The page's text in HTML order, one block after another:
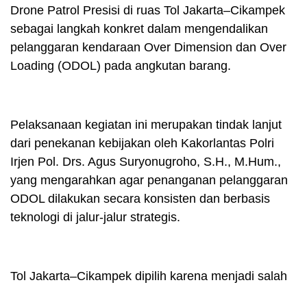
Drone Patrol Presisi di ruas Tol Jakarta–Cikampek
sebagai langkah konkret dalam mengendalikan
pelanggaran kendaraan Over Dimension dan Over
Loading (ODOL) pada angkutan barang.
Pelaksanaan kegiatan ini merupakan tindak lanjut
dari penekanan kebijakan oleh Kakorlantas Polri
Irjen Pol. Drs. Agus Suryonugroho, S.H., M.Hum.,
yang mengarahkan agar penanganan pelanggaran
ODOL dilakukan secara konsisten dan berbasis
teknologi di jalur-jalur strategis.
Tol Jakarta–Cikampek dipilih karena menjadi salah